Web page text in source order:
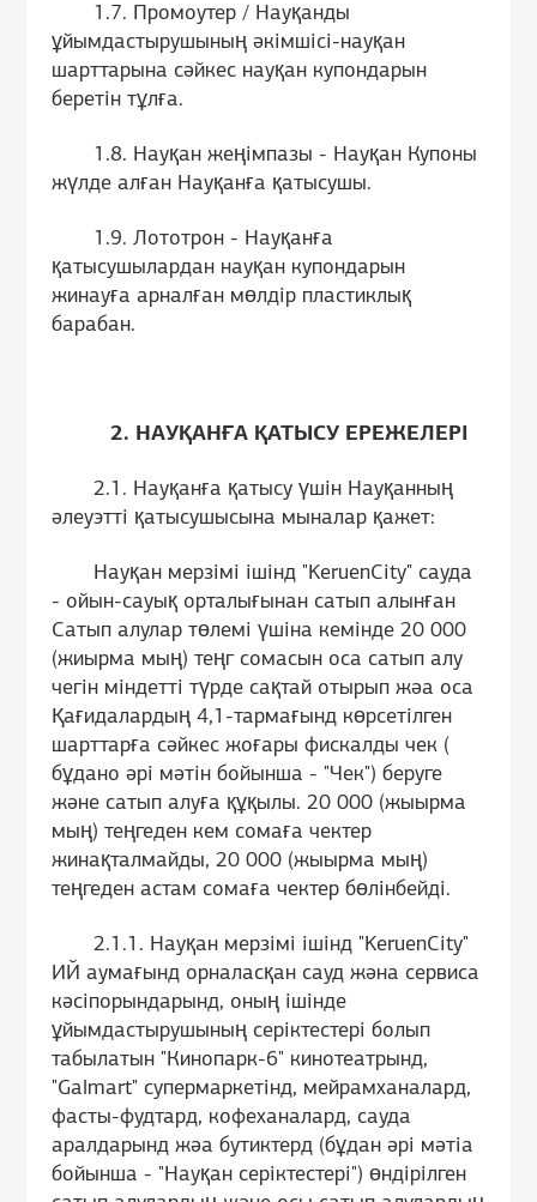
1.7. Промоутер / Науқанды
ұйымдастырушының әкімшісі-науқан
шарттарына сәйкес науқан купондарын
беретін тұлға.
1.8. Науқан жеңімпазы - Науқан Купоны
жүлде алған Науқанға қатысушы.
1.9. Лототрон - Науқанға
қатысушылардан науқан купондарын
жинауға арналған мөлдір пластиклық
барабан.
2. НАУҚАНҒА ҚАТЫСУ ЕРЕЖЕЛЕРІ
2.1. Науқанға қатысу үшін Науқанның
әлеуэтті қатысушысына мыналар қажет:
Науқан мерзімі ішінд "KeruenCity" сауда
- ойын-сауық орталығынан сатып алынған
Сатып алулар төлемі үшіна кемінде 20 000
(жиырма мың) теңг сомасын оса сатып алу
чегін міндетті түрде сақтай отырып жәа оса
Қағидалардың 4,1-тармағынд көрсетілген
шарттарға сәйкес жоғары фискалды чек (
бұдано әрі мәтін бойынша - "Чек") беруге
және сатып алуға құқылы. 20 000 (жыырма
мың) теңгеден кем сомаға чектер
жинақталмайды, 20 000 (жыырма мың)
теңгеден астам сомаға чектер бөлінбейді.
2.1.1. Науқан мерзімі ішінд "KeruenCity"
ИЙ аумағынд орналасқан сауд жәна сервиса
кәсіпорындарынд, оның ішінде
ұйымдастырушының серіктестері болып
табылатын "Кинопарк-6" кинотеатрынд,
"Galmart" супермаркетінд, мейрамханалард,
фасты-фудтард, кофеханалард, сауда
аралдарынд жәа бутиктерд (бұдан әрі мәтіа
бойынша - "Науқан серіктестері") өндірілген